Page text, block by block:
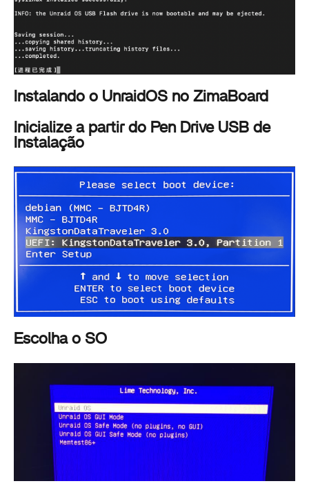
Instalando o UnraidOS no ZimaBoard
Inicialize a partir do Pen Drive USB de
Instalação
Escolha o SO